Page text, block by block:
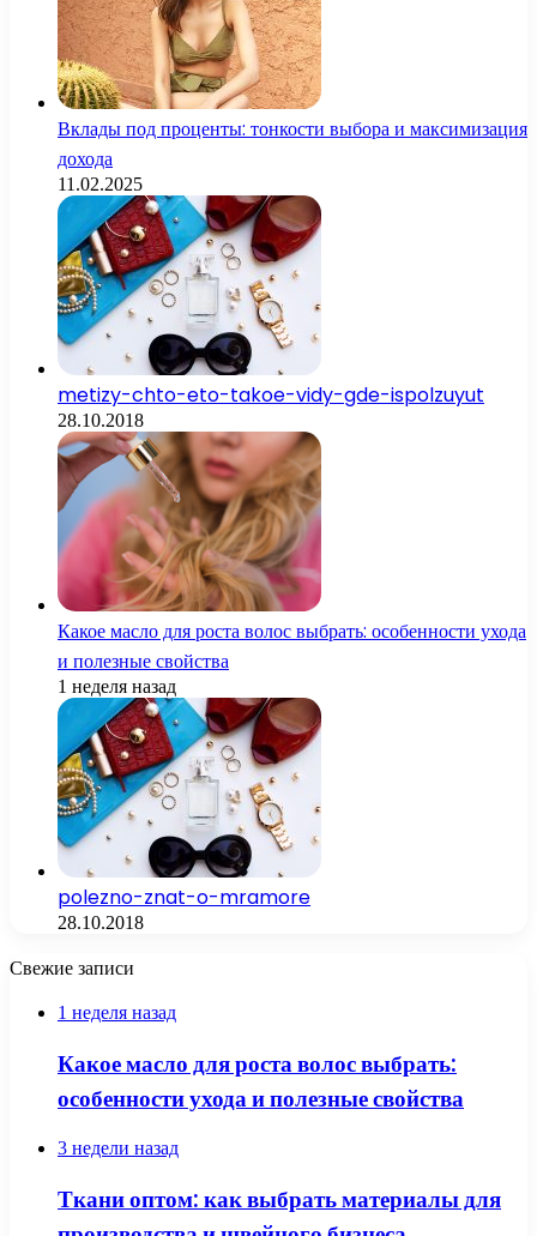
Вклады под проценты: тонкости выбора и максимизация
дохода
11.02.2025
metizy-chto-eto-takoe-vidy-gde-ispolzuyut
28.10.2018
Какое масло для роста волос выбрать: особенности ухода
и полезные свойства
1 неделя назад
polezno-znat-o-mramore
28.10.2018
Свежие записи
1 неделя назад
Какое масло для роста волос выбрать:
особенности ухода и полезные свойства
3 недели назад
Ткани оптом: как выбрать материалы для